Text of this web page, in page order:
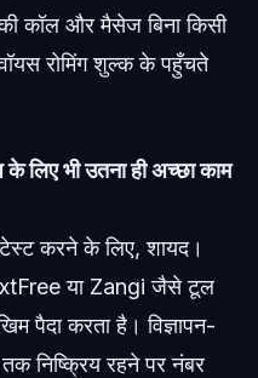
कॉल और मैसेज बिना किसी
रोमिंग शुल्क के पहुँचते
लिए भी उतना ही अच्छा काम
करने के लिए, शायद।
या Zangi जैसे टूल
पैदा करता है। विज्ञापन-
निष्क्रिय रहने पर नंबर